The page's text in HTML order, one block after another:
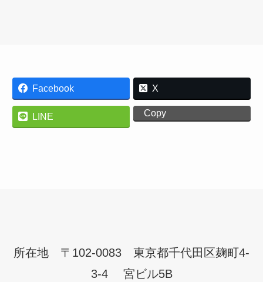
Facebook X
LINE Copy
所在地 〒102-0083 東京都千代田区麹町4-
3-4 宮ビル5B